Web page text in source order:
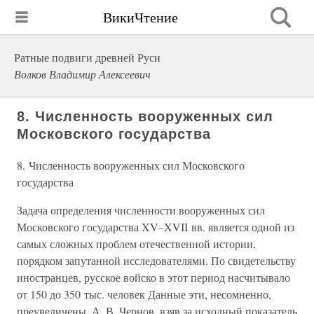
ВикиЧтение
Ратные подвиги древней Руси
Волков Владимир Алексеевич
8. Численность вооруженных сил
Московского государства
8. Численность вооруженных сил Московского
государства
Задача определения численности вооруженных сил
Московского государства XV–XVII вв. является одной из
самых сложных проблем отечественной истории,
порядком запутанной исследователями. По свидетельству
иностранцев, русское войско в этот период насчитывало
от 150 до 350 тыс. человек Данные эти, несомненно,
преувеличены. А. В. Чернов, взяв за исходный показатель